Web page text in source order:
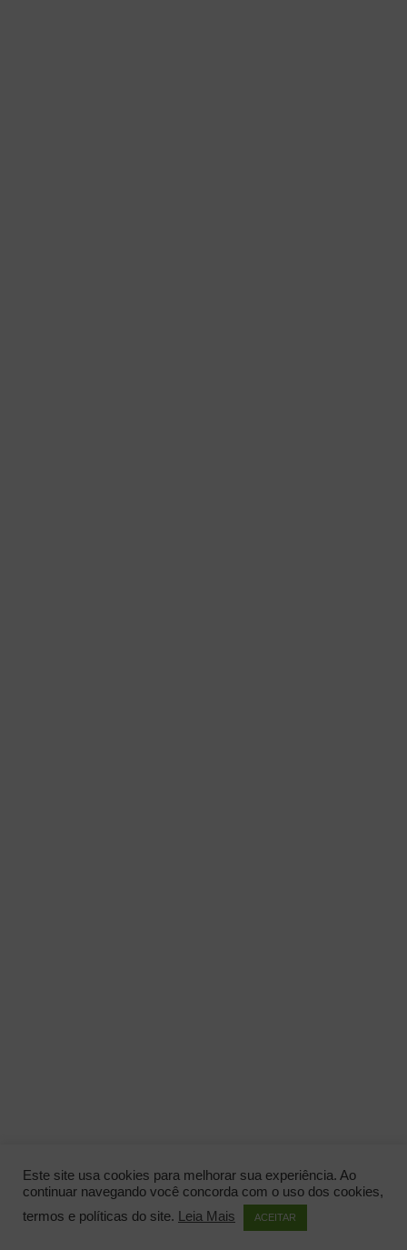
Este site usa cookies para melhorar sua experiência. Ao
continuar navegando você concorda com o uso dos cookies,
termos e políticas do site.
Leia Mais ACEITAR